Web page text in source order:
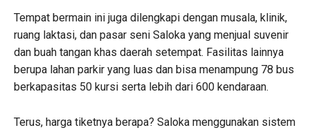
Tempat bermain ini juga dilengkapi dengan musala, klinik,
ruang laktasi, dan pasar seni Saloka yang menjual suvenir
dan buah tangan khas daerah setempat. Fasilitas lainnya
berupa lahan parkir yang luas dan bisa menampung 78 bus
berkapasitas 50 kursi serta lebih dari 600 kendaraan.
Terus, harga tiketnya berapa? Saloka menggunakan sistem